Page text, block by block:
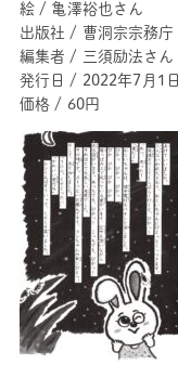
絵 / 亀澤裕也さん
出版社 / 曹洞宗宗務庁
編集者 / 三須励法さん
発行日 / 2022年7月1日
価格 / 60円